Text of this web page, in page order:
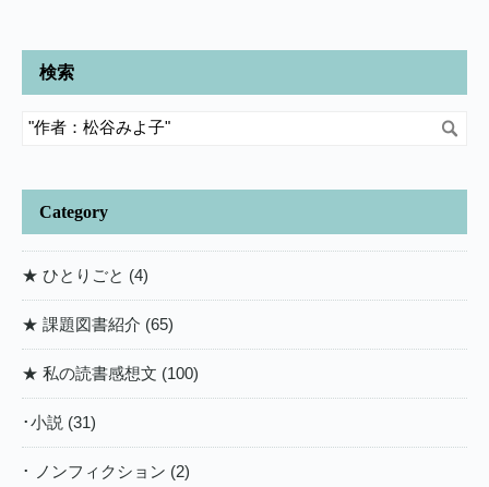
検索
Category
★ ひとりごと (4)
★ 課題図書紹介 (65)
★ 私の読書感想文 (100)
･小説 (31)
･ ノンフィクション (2)